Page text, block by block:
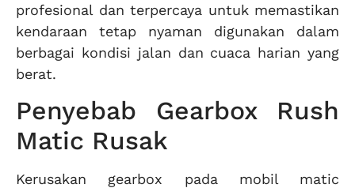
profesional dan terpercaya untuk memastikan
kendaraan tetap nyaman digunakan dalam
berbagai kondisi jalan dan cuaca harian yang
berat.
Penyebab Gearbox Rush
Matic Rusak
Kerusakan gearbox pada mobil matic